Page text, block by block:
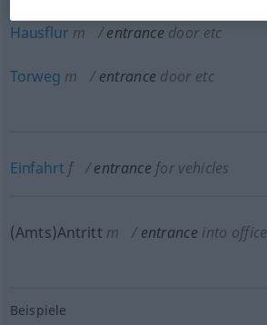
Hausflur m entrance dooretc
Torweg m entrance dooretc
Einfahrt f entrance for vehicles
(Amts)Antritt m entrance into office
Beispiele